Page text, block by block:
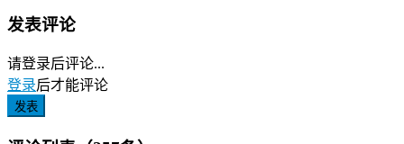
发表评论
请登录后评论...
登录后才能评论
发表